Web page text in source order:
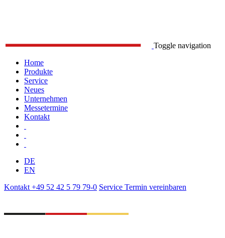
Toggle navigation
Home
Produkte
Service
Neues
Unternehmen
Messetermine
Kontakt
DE
EN
Kontakt +49 52 42 5 79 79-0 Service Termin vereinbaren